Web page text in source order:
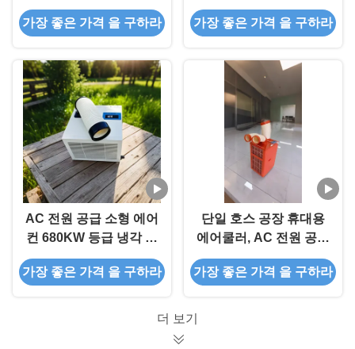
호스 환기 산업용 휴대
용 AC 장치
가장 좋은 가격 을 구하라
서 있는 AC 단위
가장 좋은 가격 을 구하라
AC 전원 공급 소형 에어
컨 680KW 등급 냉각 전
력 및 단일 튜브 환기
가장 좋은 가격 을 구하라
단일 호스 공장 휴대용
에어쿨러, AC 전원 공급
장치에 다용도 및 효율
적
가장 좋은 가격 을 구하라
더 보기